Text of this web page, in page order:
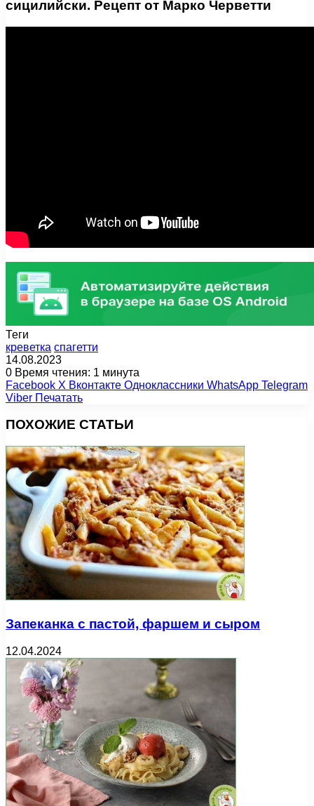
сицилийски. Рецепт от Марко Черветти
Теги
креветка спагетти
14.08.2023
0 Время чтения: 1 минута
Facebook X Вконтакте Одноклассники WhatsApp Telegram
Viber Печатать
ПОХОЖИЕ СТАТЬИ
Запеканка с пастой, фаршем и сыром
12.04.2024